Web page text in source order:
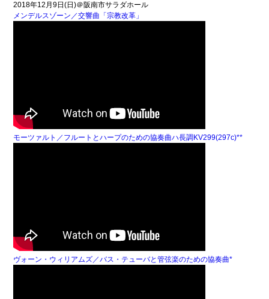
2018年12月9日(日)＠阪南市サラダホール
メンデルスゾーン／交響曲「宗教改革」
モーツァルト／フルートとハープのための協奏曲ハ長調KV299(297c)**
ヴォーン・ウィリアムズ／バス・テューバと管弦楽のための協奏曲*